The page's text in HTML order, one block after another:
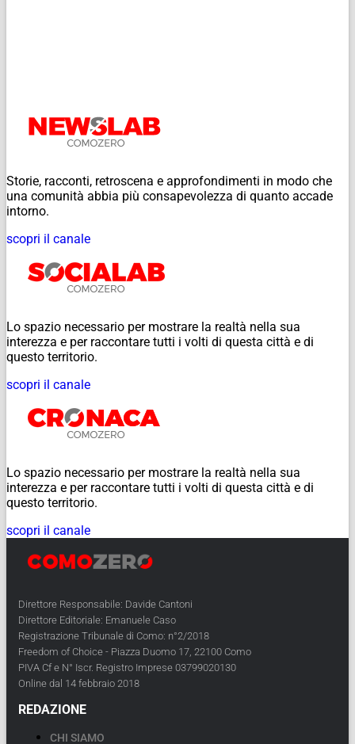
Storie, racconti, retroscena e approfondimenti in modo che
una comunità abbia più consapevolezza di quanto accade
intorno.
scopri il canale
Lo spazio necessario per mostrare la realtà nella sua
interezza e per raccontare tutti i volti di questa città e di
questo territorio.
scopri il canale
Lo spazio necessario per mostrare la realtà nella sua
interezza e per raccontare tutti i volti di questa città e di
questo territorio.
scopri il canale
Direttore Responsabile: Davide Cantoni
Direttore Editoriale: Emanuele Caso
Registrazione Tribunale di Como: n°2/2018
Freedom of Choice - Piazza Duomo 17, 22100 Como
PIVA Cf e N° Iscr. Registro Imprese 03799020130
Online dal 14 febbraio 2018
REDAZIONE
CHI SIAMO